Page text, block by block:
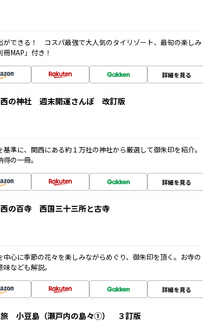
ができる！ コスパ最強で大人気のタイリゾート、最旬の楽しみ
MAP」付き！
詳細を見る
の神社 週末開運さんぽ 改訂版
基準に、関西にある約１万社の神社から厳選して御朱印を紹介。
の一冊。
詳細を見る
の百寺 西国三十三所と古寺
心に季節の花々を楽しみながらめぐり、御朱印を頂く。お寺の
なども解説。
詳細を見る
小豆島（瀬戸内の島々①） ３訂版